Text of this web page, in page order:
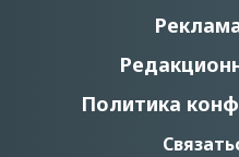
Политика